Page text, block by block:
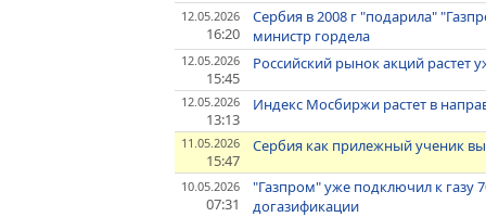
12.05.2026
16:20
Сербия в 2008 г "подарила"
министр гордела
12.05.2026
15:45
Российский рынок акций растет
12.05.2026
13:13
Индекс Мосбиржи растет в
11.05.2026
15:47
Сербия как прилежный ученик
10.05.2026
07:31
"Газпром" уже подключил к газу
догазификации